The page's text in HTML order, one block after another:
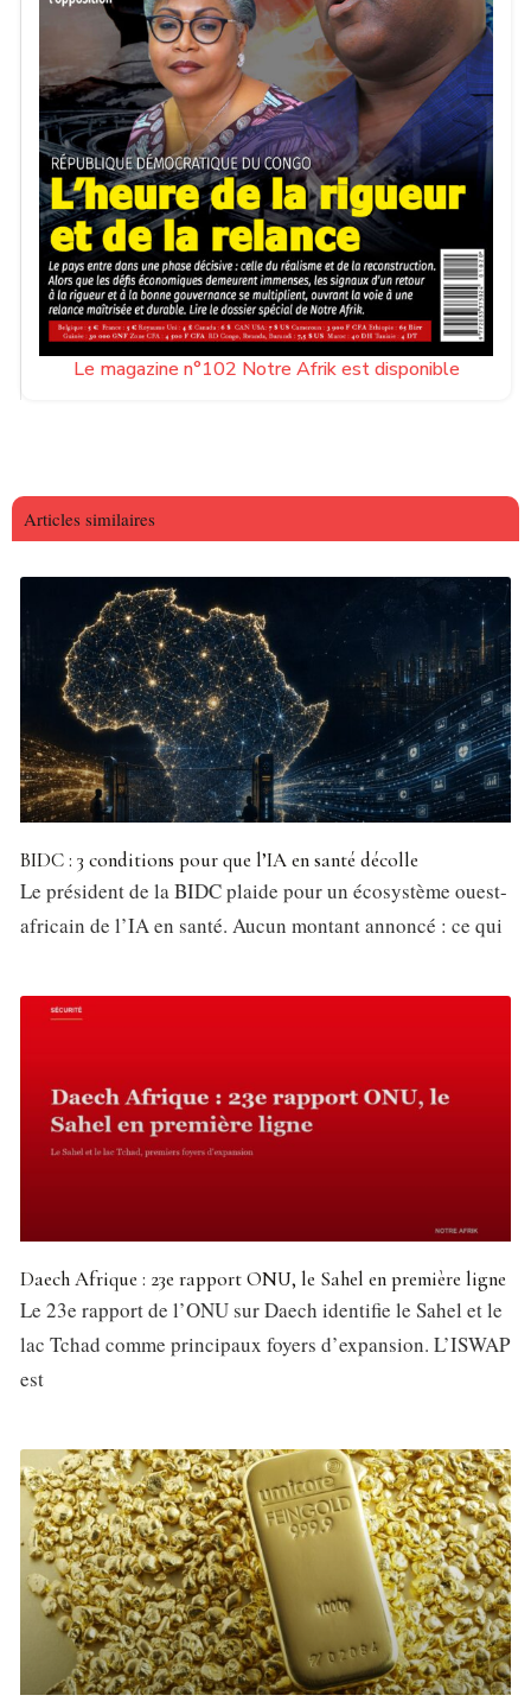
Le magazine n°102 Notre Afrik est disponible
Articles similaires
BIDC : 3 conditions pour que l’IA en santé décolle
Le président de la BIDC plaide pour un écosystème ouest-
africain de l’IA en santé. Aucun montant annoncé : ce qui
Daech Afrique : 23e rapport ONU, le Sahel en première ligne
Le 23e rapport de l’ONU sur Daech identifie le Sahel et le
lac Tchad comme principaux foyers d’expansion. L’ISWAP
est